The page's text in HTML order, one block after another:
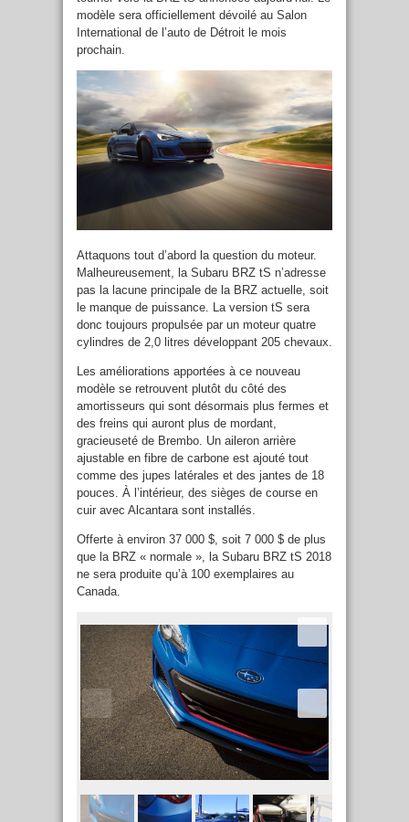
modèle sera officiellement dévoilé au Salon
International de l’auto de Détroit le mois
prochain.
Attaquons tout d’abord la question du moteur.
Malheureusement, la Subaru BRZ tS n’adresse
pas la lacune principale de la BRZ actuelle, soit
le manque de puissance. La version tS sera
donc toujours propulsée par un moteur quatre
cylindres de 2,0 litres développant 205 chevaux.
Les améliorations apportées à ce nouveau
modèle se retrouvent plutôt du côté des
amortisseurs qui sont désormais plus fermes et
des freins qui auront plus de mordant,
gracieuseté de Brembo. Un aileron arrière
ajustable en fibre de carbone est ajouté tout
comme des jupes latérales et des jantes de 18
pouces. À l’intérieur, des sièges de course en
cuir avec Alcantara sont installés.
Offerte à environ 37 000 $, soit 7 000 $ de plus
que la BRZ « normale », la Subaru BRZ tS 2018
ne sera produite qu’à 100 exemplaires au
Canada.